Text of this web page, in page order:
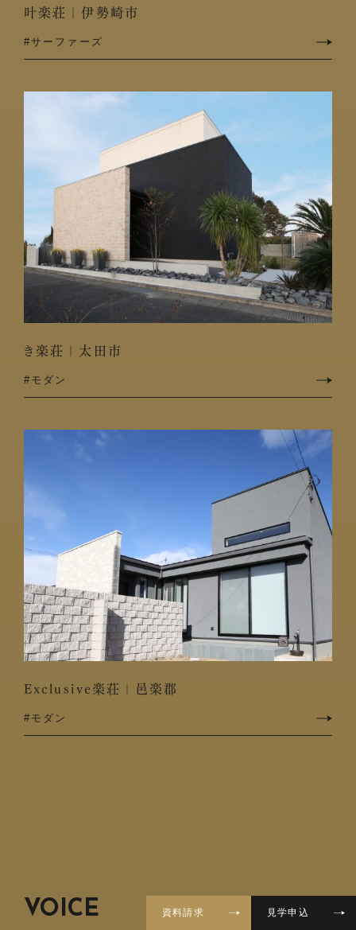
資料請求 見学申込
叶楽荘｜伊勢崎市
#サーファーズ
き楽荘｜太田市
#モダン
Exclusive楽荘｜邑楽郡
#モダン
VOICE